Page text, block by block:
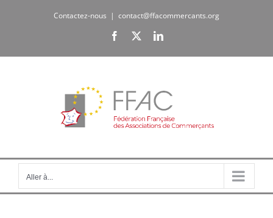
Contactez-nous | contact@ffacommercants.org
Facebook LinkedIn
Aller à...